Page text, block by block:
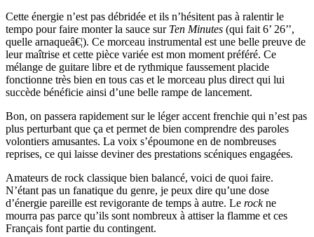
Cette énergie n’est pas débridée et ils n’hésitent pas à ralentir le
tempo pour faire monter la sauce sur Ten Minutes (qui fait 6’ 26’’,
quelle arnaqueâ€¦). Ce morceau instrumental est une belle preuve de
leur maîtrise et cette pièce variée est mon moment préféré. Ce
mélange de guitare libre et de rythmique faussement placide
fonctionne très bien en tous cas et le morceau plus direct qui lui
succède bénéficie ainsi d’une belle rampe de lancement.
Bon, on passera rapidement sur le léger accent frenchie qui n’est pas
plus perturbant que ça et permet de bien comprendre des paroles
volontiers amusantes. La voix s’époumone en de nombreuses
reprises, ce qui laisse deviner des prestations scéniques engagées.
Amateurs de rock classique bien balancé, voici de quoi faire.
N’étant pas un fanatique du genre, je peux dire qu’une dose
d’énergie pareille est revigorante de temps à autre. Le rockne
mourra pas parce qu’ils sont nombreux à attiser la flamme et ces
Français font partie du contingent.